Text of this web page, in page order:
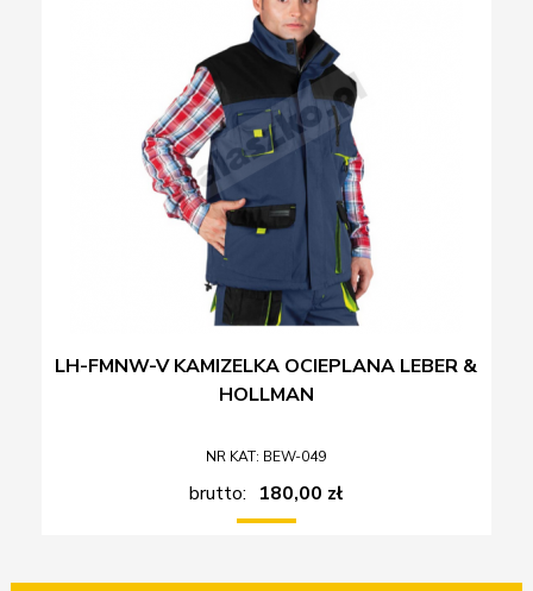
LH-FMNW-V KAMIZELKA OCIEPLANA LEBER &
HOLLMAN
NR KAT: BEW-049
brutto: 180,00 zł